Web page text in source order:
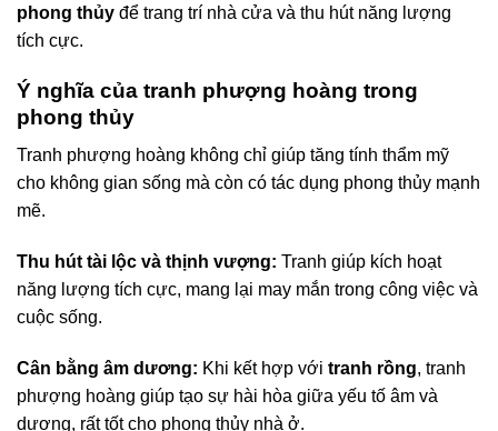
phong thủy để trang trí nhà cửa và thu hút năng lượng
tích cực.
Ý nghĩa của tranh phượng hoàng trong
phong thủy
Tranh phượng hoàng không chỉ giúp tăng tính thẩm mỹ
cho không gian sống mà còn có tác dụng phong thủy mạnh
mẽ.
Thu hút tài lộc và thịnh vượng: Tranh giúp kích hoạt
năng lượng tích cực, mang lại may mắn trong công việc và
cuộc sống.
Cân bằng âm dương: Khi kết hợp với tranh rồng, tranh
phượng hoàng giúp tạo sự hài hòa giữa yếu tố âm và
dương, rất tốt cho phong thủy nhà ở.